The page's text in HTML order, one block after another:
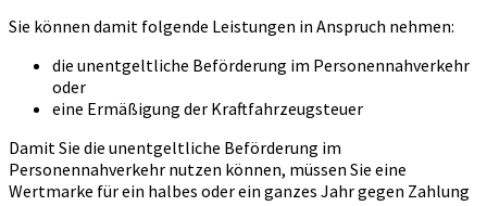
Sie können damit folgende Leistungen in Anspruch nehmen:
die unentgeltliche Beförderung im Personennahverkehr
oder
eine Ermäßigung der Kraftfahrzeugsteuer
Damit Sie die unentgeltliche Beförderung im
Personennahverkehr nutzen können, müssen Sie eine
Wertmarke für ein halbes oder ein ganzes Jahr gegen Zahlung